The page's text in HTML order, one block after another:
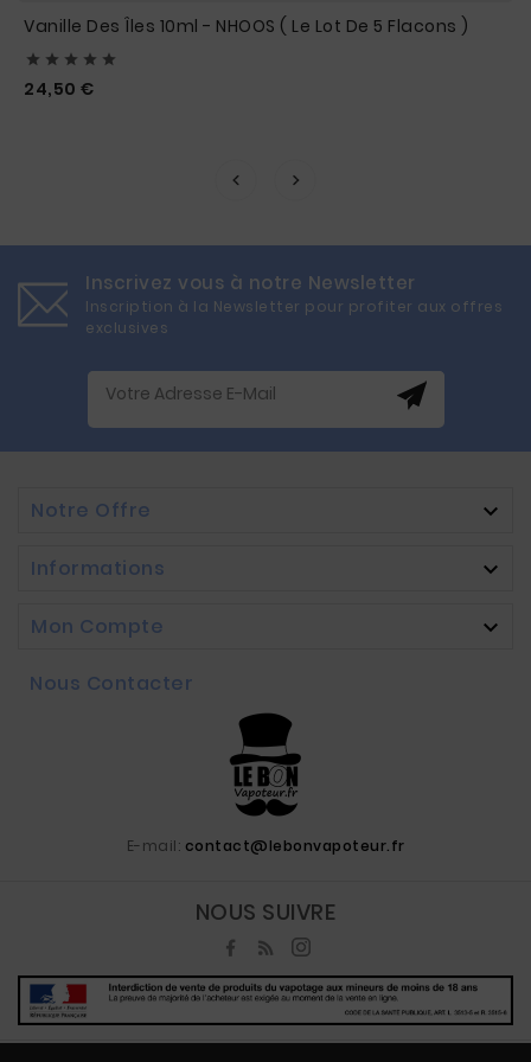
Vanille Des Îles 10ml - NHOOS ( Le Lot De 5 Flacons )
    
24,50 €
Inscrivez vous à notre Newsletter
Inscription à la Newsletter pour profiter aux offres
exclusives
Notre Offre 
Informations 
Mon Compte 
Nous Contacter
E-mail: contact@lebonvapoteur.fr
NOUS SUIVRE